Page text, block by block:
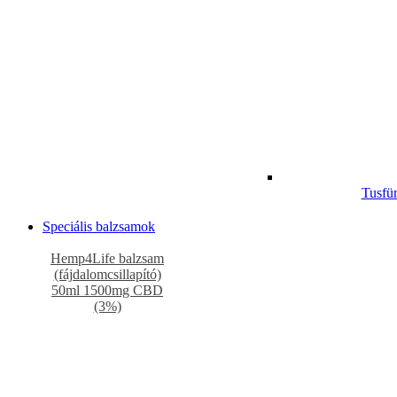
Speciális balzsamok
Hemp4Life balzsam
(fájdalomcsillapító)
50ml 1500mg CBD
(3%)